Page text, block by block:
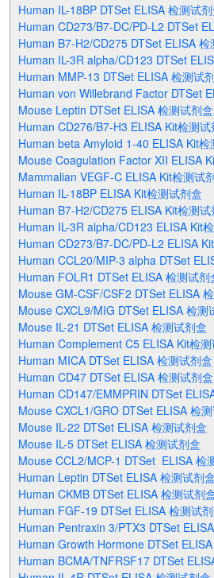
Human IL-18BP DTSet ELISA 检测试
Human CD273/B7-DC/PD-L2 DTSet
Human B7-H2/CD275 DTSet ELISA 检
Human IL-3R alpha/CD123 DTSet
Human MMP-13 DTSet ELISA 检测试
Human von Willebrand Factor DTSet
Mouse Leptin DTSet ELISA 检测试剂盒
Human CD276/B7-H3 ELISA Kit检测试
Human beta Amyloid 1-40 ELISA Kit检
Mouse Coagulation Factor XII ELISA
Mammalian VEGF-C ELISA Kit检测试
Human IL-18BP ELISA Kit检测试剂盒
Human B7-H2/CD275 ELISA Kit检测试
Human IL-3R alpha/CD123 ELISA Kit
Human CD273/B7-DC/PD-L2 ELISA
Human CCL20/MIP-3 alpha DTSet
Human FOLR1 DTSet ELISA 检测试剂
Mouse GM-CSF/CSF2 DTSet ELISA
Mouse CXCL9/MIG DTSet ELISA 检测
Mouse IL-21 DTSet ELISA 检测试剂盒
Human Complement C5 ELISA Kit检
Human MICA DTSet ELISA 检测试剂盒
Human CD47 DTSet ELISA 检测试剂盒
Human CD147/EMMPRIN DTSet
Mouse CXCL1/GRO DTSet ELISA 检
Mouse IL-22 DTSet ELISA 检测试剂盒
Mouse IL-5 DTSet ELISA 检测试剂盒
Mouse CCL2/MCP-1 DTSet ELISA 检
Human Leptin DTSet ELISA 检测试剂盒
Human CKMB DTSet ELISA 检测试剂
Human FGF-19 DTSet ELISA 检测试
Human Pentraxin 3/PTX3 DTSet
Human Growth Hormone DTSet
Human BCMA/TNFRSF17 DTSet